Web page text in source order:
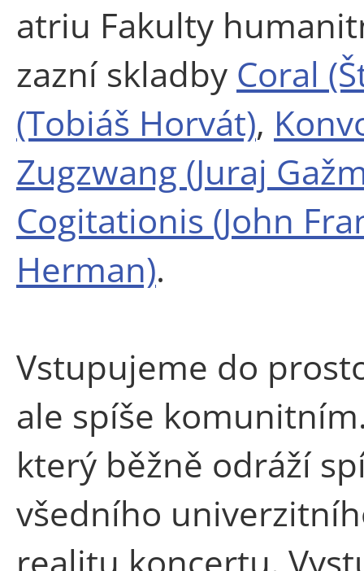
atriu Fakulty
zazní skladby Coral
(Tobiáš Horvát),
Zugzwang (Juraj
Cogitationis (John
Herman).
Vstupujeme do
ale spíše
který běžně odráží
všedního
realitu koncertu.